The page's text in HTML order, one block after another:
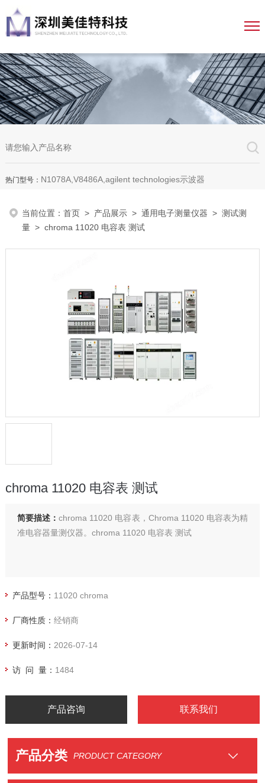
热门型号： N1078A,V8486A,agilent technologies示波器
当前位置：首页 > 产品展示 >通用电子测量仪器 >测试测
量 > chroma 11020 电容表 测试
chroma 11020 电容表 测试
简要描述：chroma 11020 电容表，Chroma 11020 电容表为精
准电容器量测仪器。chroma 11020 电容表 测试
产品型号： 11020 chroma
厂商性质： 经销商
更新时间： 2026-07-14
访 问 量： 1484
产品咨询 联系我们
产品分类 PRODUCT CATEGORY